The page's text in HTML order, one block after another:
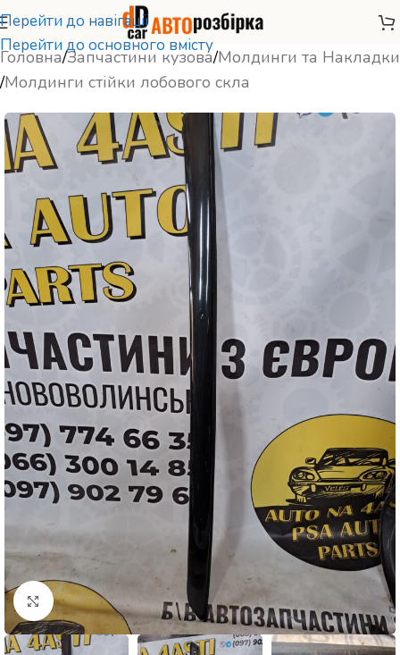
Перейти до навігації
Перейти до основного вмісту
Головна/Запчастини кузова/Молдинги та Накладки
/Молдинги стійки лобового скла
Натисніть, щоб збільшити